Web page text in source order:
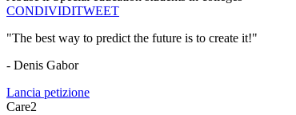
CONDIVIDITWEET
"The best way to predict the future is to create it!"
- Denis Gabor
Lancia petizione
Care2